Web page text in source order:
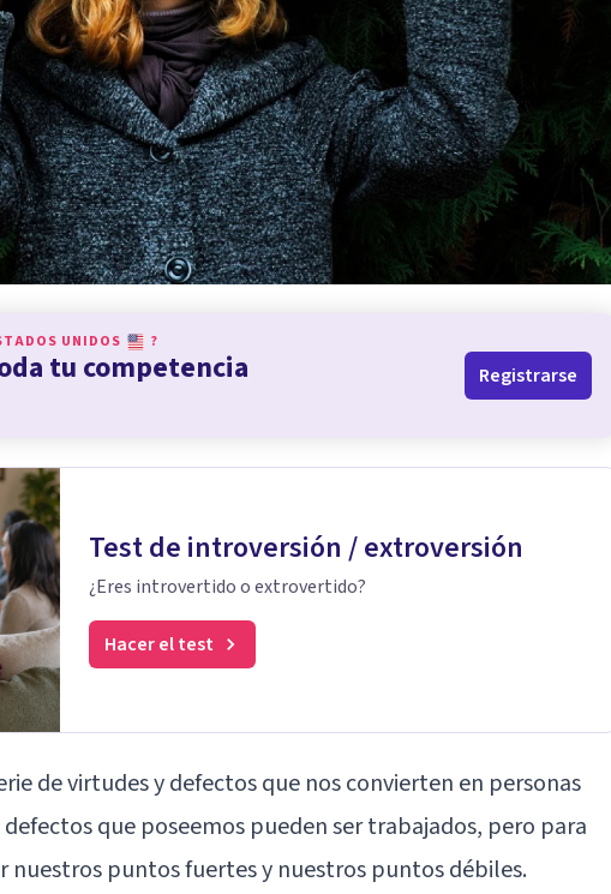
UNIDOS ?
tu competencia
Registrarse
Test de introversión / extroversión
¿Eres introvertido o extrovertido?
Hacer el test
de virtudes y defectos que nos convierten en personas
que poseemos pueden ser trabajados, pero para
nuestros puntos fuertes y nuestros puntos débiles.